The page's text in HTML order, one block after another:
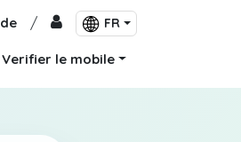
/ FR
Verifier le mobile